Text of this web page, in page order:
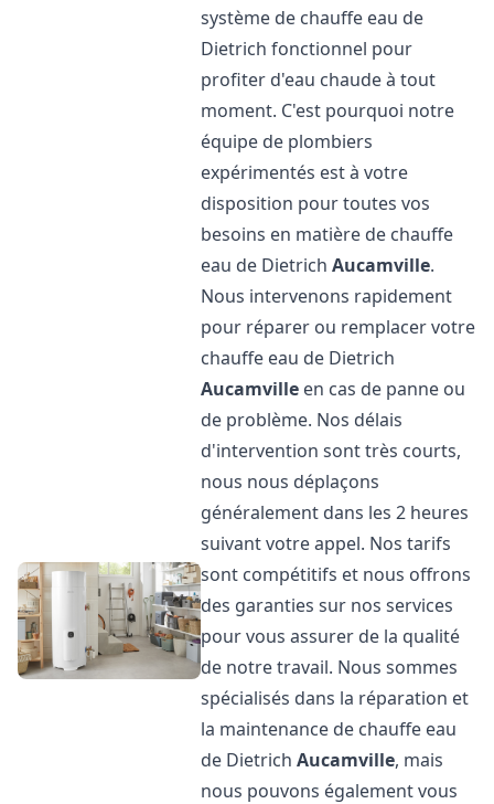
système de chauffe eau de
Dietrich fonctionnel pour
profiter d'eau chaude à tout
moment. C'est pourquoi notre
équipe de plombiers
expérimentés est à votre
disposition pour toutes vos
besoins en matière de chauffe
eau de DietrichAucamville.
Nous intervenons rapidement
pour réparer ou remplacer votre
chauffe eau de Dietrich
Aucamville en cas de panne ou
de problème. Nos délais
d'intervention sont très courts,
nous nous déplaçons
généralement dans les 2 heures
suivant votre appel. Nos tarifs
sont compétitifs et nous offrons
des garanties sur nos services
pour vous assurer de la qualité
de notre travail. Nous sommes
spécialisés dans la réparation et
la maintenance de chauffe eau
de DietrichAucamville, mais
nous pouvons également vous